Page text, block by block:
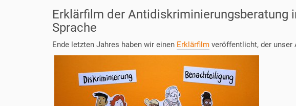
Erklärfilm der Antidiskriminierungsberatung
Sprache
Ende letzten Jahres haben wir einen Erklärfilm veröffentlicht, der unser